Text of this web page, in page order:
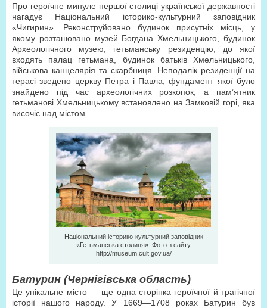
Про героїчне минуле першої столиці української державності
нагадує Національний історико-культурний заповідник
«Чигирин». Реконструйовано будинок присутніх місць, у
якому розташовано музей Богдана Хмельницького, будинок
Археологічного музею, гетьманську резиденцію, до якої
входять палац гетьмана, будинок батьків Хмельницького,
військова канцелярія та скарбниця. Неподалік резиденції на
терасі зведено церкву Петра і Павла, фундамент якої було
знайдено під час археологічних розкопок, а пам’ятник
гетьманові Хмельницькому встановлено на Замковій горі, яка
височіє над містом.
Національний історико-культурний заповідник
«Гетьманська столиця». Фото з сайту
http://museum.cult.gov.ua/
Батурин (Чернігівська область)
Це унікальне місто — ще одна сторінка героїчної й трагічної
історії нашого народу. У 1669—1708 роках Батурин був